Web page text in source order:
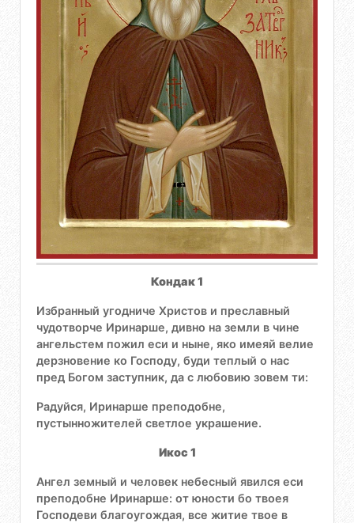
Кондак 1
Избранный угодниче Христов и преславный
чудотворче Иринарше, дивно на земли в чине
ангельстем пожил еси и ныне, яко имеяй велие
дерзновение ко Господу, буди теплый о нас
пред Богом заступник, да с любовию зовем ти:
Радуйся, Иринарше преподобне,
пустынножителей светлое украшение.
Икос 1
Ангел земный и человек небесный явился еси
преподобне Иринарше: от юности бо твоея
Господеви благоугождая, все житие твое в